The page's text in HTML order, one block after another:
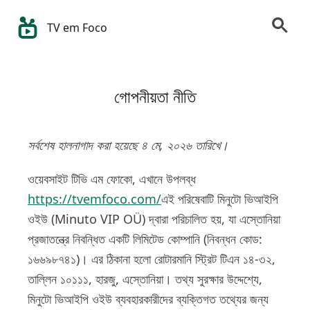
TV em Foco
গোপনীয়তা নীতি
সর্বশেষ হালনাগাদ করা হয়েছে ৪ মে, ২০২৬ তারিখে।
ওয়েবসাইট টিভি এম ফোকো, এখানে উপলব্ধ
https://tvemfoco.com/এই পরিষেবাটি মিনুটো ভিআইপি
ওইউ (Minuto VIP OÜ) দ্বারা পরিচালিত হয়, যা এস্তোনিয়া
প্রজাতন্ত্রে নিবন্ধিত একটি লিমিটেড কোম্পানি (নিবন্ধন কোড:
১৬৬৯৮৭৪১)। এর ঠিকানা হলো রোটারমানি স্ট্রিট টিএন ১৪-৩২,
তাল্লিন ১০১১১, হারজু, এস্তোনিয়া। তথ্য সুরক্ষার উদ্দেশ্যে,
মিনুটো ভিআইপি ওইউ ব্যবহারকারীদের ব্যক্তিগত তথ্যের জন্য